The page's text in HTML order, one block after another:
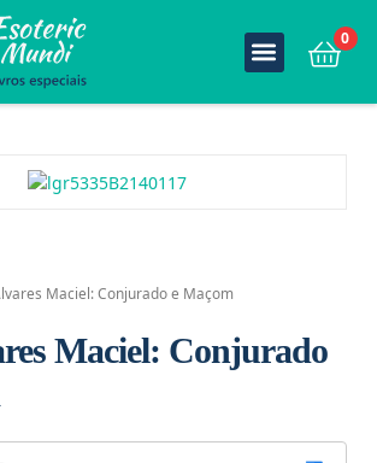
0
Maciel: Conjurado e Maçom
Maciel: Conjurado